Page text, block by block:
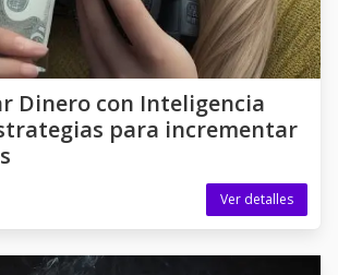
Dinero con Inteligencia
para incrementar
Ver detalles